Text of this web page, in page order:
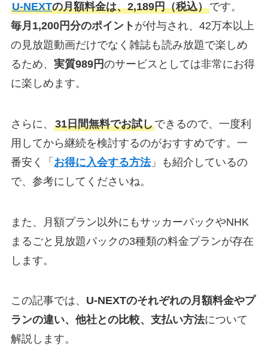
U-NEXTの月額料金は、2,189円（税込）です。
毎月1,200円分のポイント が付与され、42万本以上
の見放題動画だけでなく雑誌も読み放題で楽しめ
るため、 実質989円のサービスとしては非常にお得
に楽しめます。
さらに、 31日間無料でお試しできるので、一度利
用してから継続を検討するのがおすすめです。一
番安く「 お得に入会する方法」も紹介しているの
で、参考にしてくださいね。
また、月額プラン以外にもサッカーパックやNHK
まるごと見放題パックの3種類の料金プランが存在
します。
この記事では、 U-NEXTのそれぞれの月額料金やプ
ランの違い、他社との比較、支払い方法について
解説します。